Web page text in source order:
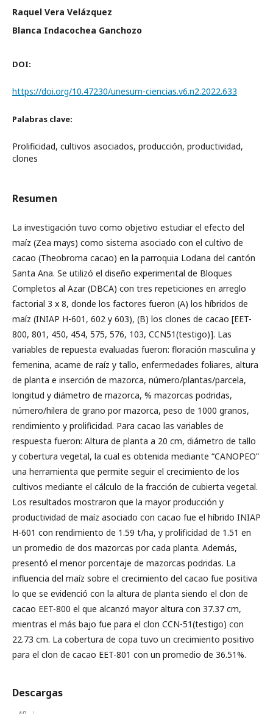
Raquel Vera Velázquez
Blanca Indacochea Ganchozo
DOI:
https://doi.org/10.47230/unesum-ciencias.v6.n2.2022.633
Palabras clave:
Prolificidad, cultivos asociados, producción, productividad,
clones
Resumen
La investigación tuvo como objetivo estudiar el efecto del
maíz (Zea mays) como sistema asociado con el cultivo de
cacao (Theobroma cacao) en la parroquia Lodana del cantón
Santa Ana. Se utilizó el diseño experimental de Bloques
Completos al Azar (DBCA) con tres repeticiones en arreglo
factorial 3 x 8, donde los factores fueron (A) los híbridos de
maíz (INIAP H-601, 602 y 603), (B) los clones de cacao [EET-
800, 801, 450, 454, 575, 576, 103, CCN51(testigo)]. Las
variables de repuesta evaluadas fueron: floración masculina y
femenina, acame de raíz y tallo, enfermedades foliares, altura
de planta e inserción de mazorca, número/plantas/parcela,
longitud y diámetro de mazorca, % mazorcas podridas,
número/hilera de grano por mazorca, peso de 1000 granos,
rendimiento y prolificidad. Para cacao las variables de
respuesta fueron: Altura de planta a 20 cm, diámetro de tallo
y cobertura vegetal, la cual es obtenida mediante “CANOPEO”
una herramienta que permite seguir el crecimiento de los
cultivos mediante el cálculo de la fracción de cubierta vegetal.
Los resultados mostraron que la mayor producción y
productividad de maíz asociado con cacao fue el híbrido INIAP
H-601 con rendimiento de 1.59 t/ha, y prolificidad de 1.51 en
un promedio de dos mazorcas por cada planta. Además,
presentó el menor porcentaje de mazorcas podridas. La
influencia del maíz sobre el crecimiento del cacao fue positiva
lo que se evidenció con la altura de planta siendo el clon de
cacao EET-800 el que alcanzó mayor altura con 37.37 cm,
mientras el más bajo fue para el clon CCN-51(testigo) con
22.73 cm. La cobertura de copa tuvo un crecimiento positivo
para el clon de cacao EET-801 con un promedio de 36.51%.
Descargas